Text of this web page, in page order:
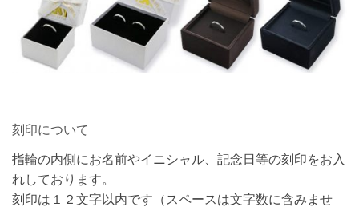
刻印について
指輪の内側にお名前やイニシャル、記念日等の刻印をお入
れしております。
刻印は１２文字以内です（スペースは文字数に含みませ